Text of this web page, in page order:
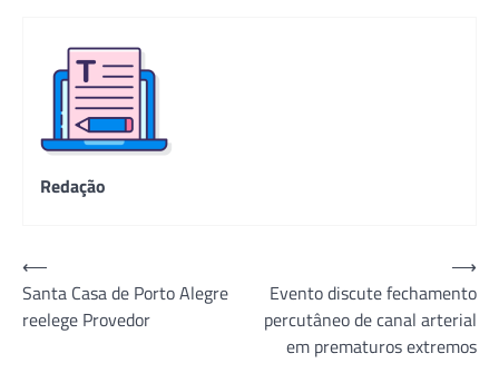
Redação
Navegação
de
Post
⟵
Santa Casa de Porto Alegre
reelege Provedor
Evento discute fechamento
percutâneo de canal arterial
em prematuros extremos
⟶